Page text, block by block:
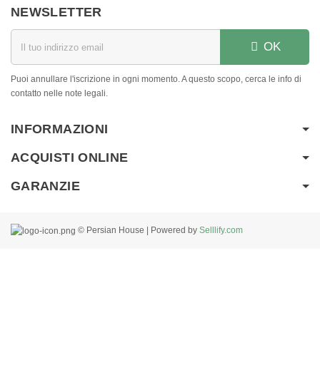
NEWSLETTER
OK
Puoi annullare l'iscrizione in ogni momento. A questo scopo, cerca le info di
contatto nelle note legali.
INFORMAZIONI
ACQUISTI ONLINE
GARANZIE
© Persian House | Powered by Selllify.com